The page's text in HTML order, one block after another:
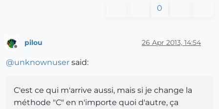
0
pilou 26 Apr 2013, 14:54
@unknownuser said:
C'est ce qui m'arrive aussi, mais si je change la
méthode "C" en n'importe quoi d'autre, ça